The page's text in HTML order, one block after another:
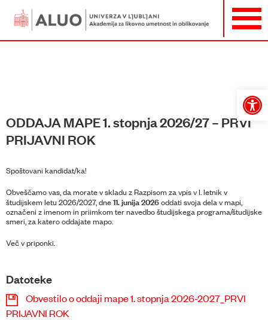
Open
toolbar
ODDAJA MAPE 1. stopnja 2026/27 – PRVI
PRIJAVNI ROK
Spoštovani kandidat/ka!
Obveščamo vas, da morate v skladu z Razpisom za vpis v I. letnik v
študijskem letu 2026/2027, dne11. junija 2026oddati svoja dela v mapi,
označeni z imenom in priimkom ter navedbo študijskega programa/študijske
smeri, za katero oddajate mapo.
Več v priponki.
Datoteke
Obvestilo o oddaji mape 1. stopnja 2026-2027_PRVI
PRIJAVNI ROK